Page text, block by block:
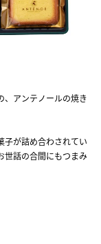
、アンテノールの焼き
子が詰め合わされてい
世話の合間にもつまみ